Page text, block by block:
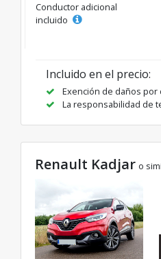
Conductor adicional
incluido
Incluido en el precio:
Exención de daños por
La responsabilidad de
Renault Kadjar o